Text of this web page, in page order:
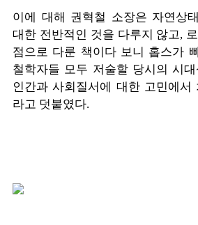
이에 대해 권혁철 소장은 자연상
대한 전반적인 것을 다루지 않고,
점으로 다룬 책이다 보니 홉스가
철학자들 모두 저술할 당시의 시
인간과 사회질서에 대한 고민에서
라고 덧붙였다.